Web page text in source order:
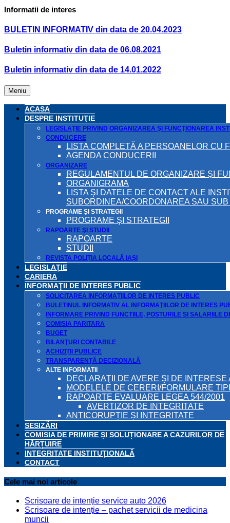
Informatii de interes
BULETIN INFORMATIV din data de 20.04.2023
Buletin informativ din data de 06.08.2021
Buletin informativ din data de 14.01.2022
Meniu
ACASA
DESPRE INSTITUŢIE
LEGISLAŢIE PRIVIND ORGANIZAREA ŞI FUNCŢIONAREA
CONDUCERE
LISTA COMPLETĂ A PERSOANELOR CU
AGENDA CONDUCERII
ORGANIZARE
REGULAMENTUL DE ORGANIZARE ȘI
ORGANIGRAMA
LISTA ŞI DATELE DE CONTACT ALE
SUBORDINEA/COORDONAREA SAU
PROGRAME ŞI STRATEGII
PROGRAME ŞI STRATEGII
RAPOARTE ŞI STUDII
RAPOARTE
STUDII
REVISTA POLIȚIA LOCALĂ IAȘI
LEGISLAȚIE
CARIERA
INFORMAŢII DE INTERES PUBLIC
SOLICITAREA INFORMAŢIILOR DE INTERES PUBLIC
BULETINUL INFORMATIV AL INFORMAŢIILOR DE INTERES
INFORMARE PRIVIND FUNCTIILE, POSTURILE SI
COMISIA PARITARA
BUGET
BILANŢURI CONTABILE
ACHIZIȚII PUBLICE
TRANSPARENȚĂ DECIZIONALĂ
ALTE INFORMATII
DECLARAŢII DE AVERE ŞI DE
MODELELE DE CERERI/FORMULARE
RAPOARTE EVALUARE LEGEA 544/2001
AVERTIZOR DE INTEGRITATE
ANTICORUPȚIE ȘI INTEGRITATE
SESIZĂRI
COMISIA DE PRIMIRE ȘI SOLUȚIONARE A CAZURILOR DE
HĂRȚUIRE
INTEGRITATE INSTITUȚIONALĂ
CONTACT
Cele mai noi articole
Scrisoare de intenție service auto 2026
Scrisoare de intenție – pachet servicii de medicina
muncii